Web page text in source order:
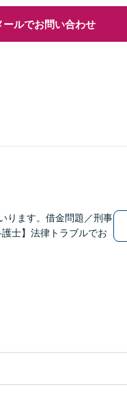
ールでお問い合わせ
ります。借金問題／刑事
士】法律トラブルでお